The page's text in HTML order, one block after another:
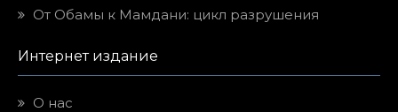
От Обамы к Мамдани: цикл разрушения
Интернет издание
О нас